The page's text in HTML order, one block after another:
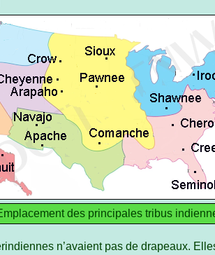
des principales tribus
n’avaient pas de drapeaux.